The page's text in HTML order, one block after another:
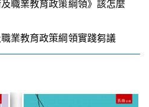
職業教育政策綱領》該怎麼
業教育政策綱領實踐芻議